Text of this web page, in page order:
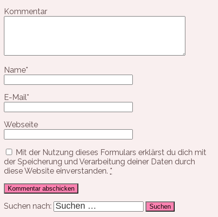
Kommentar
Name*
E-Mail*
Webseite
Mit der Nutzung dieses Formulars erklärst du dich mit
der Speicherung und Verarbeitung deiner Daten durch
diese Website einverstanden. *
Suchen nach: